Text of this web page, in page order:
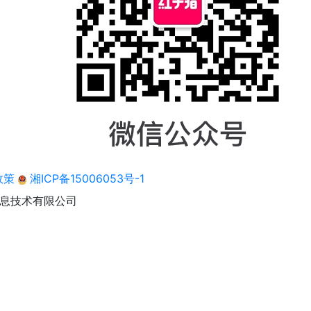
策
湘ICP备15006053号-1
技术有限公司